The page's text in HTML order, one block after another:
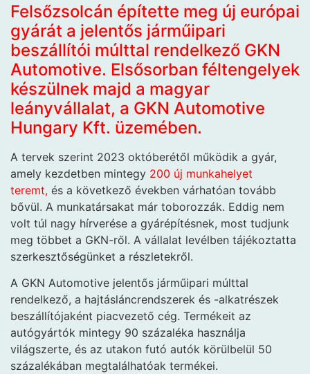
Felsőzsolcán építette meg új európai
gyárát a jelentős járműipari
beszállítói múlttal rendelkező GKN
Automotive. Elsősorban féltengelyek
készülnek majd a magyar
leányvállalat, a GKN Automotive
Hungary Kft. üzemében.
A tervek szerint 2023 októberétől működik a gyár,
amely kezdetben mintegy 200 új munkahelyet
teremt, és a következő években várhatóan tovább
bővül. A munkatársakat már toborozzák. Eddig nem
volt túl nagy hírverése a gyárépítésnek, most tudjunk
meg többet a GKN-ről. A vállalat levélben tájékoztatta
szerkesztőségünket a részletekről.
A GKN Automotive jelentős járműipari múlttal
rendelkező, a hajtásláncrendszerek és -alkatrészek
beszállítójaként piacvezető cég. Termékeit az
autógyártók mintegy 90 százaléka használja
világszerte, és az utakon futó autók körülbelül 50
százalékában megtalálhatóak termékei.